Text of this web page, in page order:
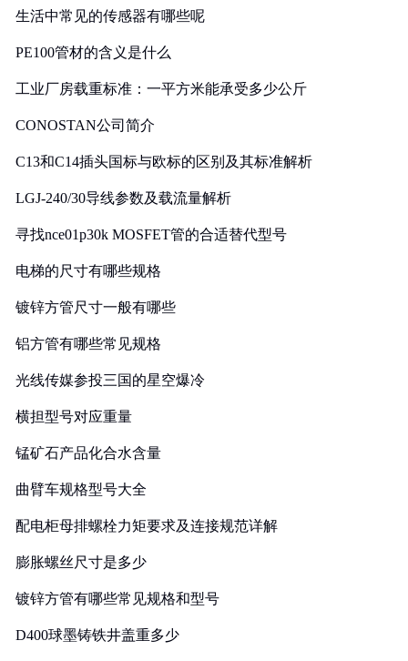
生活中常见的传感器有哪些呢
PE100管材的含义是什么
工业厂房载重标准：一平方米能承受多少公斤
CONOSTAN公司简介
C13和C14插头国标与欧标的区别及其标准解析
LGJ-240/30导线参数及载流量解析
寻找nce01p30k MOSFET管的合适替代型号
电梯的尺寸有哪些规格
镀锌方管尺寸一般有哪些
铝方管有哪些常见规格
光线传媒参投三国的星空爆冷
横担型号对应重量
锰矿石产品化合水含量
曲臂车规格型号大全
配电柜母排螺栓力矩要求及连接规范详解
膨胀螺丝尺寸是多少
镀锌方管有哪些常见规格和型号
D400球墨铸铁井盖重多少